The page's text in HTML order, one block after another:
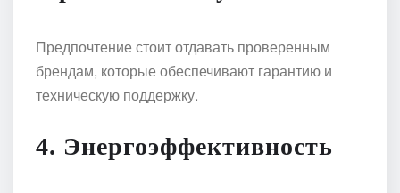
Предпочтение стоит отдавать проверенным
брендам, которые обеспечивают гарантию и
техническую поддержку.
4. Энергоэффективность